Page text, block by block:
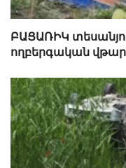
ԲԱՑԱՌԻԿ
ողբերգական